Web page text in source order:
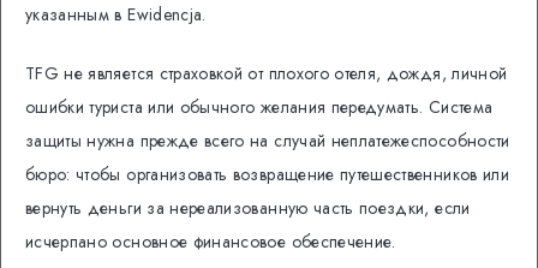
указанным в Ewidencja.
TFG не является страховкой от плохого отеля, дождя, личной
ошибки туриста или обычного желания передумать. Система
защиты нужна прежде всего на случай неплатежеспособности
бюро: чтобы организовать возвращение путешественников или
вернуть деньги за нереализованную часть поездки, если
исчерпано основное финансовое обеспечение.